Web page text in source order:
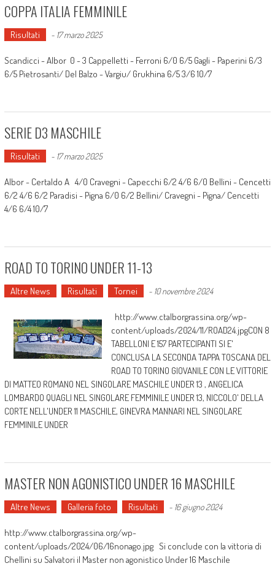
COPPA ITALIA FEMMINILE
Risultati - 17 marzo 2025
Scandicci - Albor 0 - 3 Cappelletti - Ferroni 6/0 6/5 Gagli - Paperini 6/3
6/5 Pietrosanti/ Del Balzo - Vargiu/ Grukhina 6/5 3/6 10/7
SERIE D3 MASCHILE
Risultati - 17 marzo 2025
Albor - Certaldo A 4/0 Cravegni - Capecchi 6/2 4/6 6/0 Bellini - Cencetti
6/2 4/6 6/2 Paradisi - Pigna 6/0 6/2 Bellini/ Cravegni - Pigna/ Cencetti
4/6 6/4 10/7
ROAD TO TORINO UNDER 11-13
Altre News Risultati Tornei - 10 novembre 2024
http://www.ctalborgrassina.org/wp-
content/uploads/2024/11/ROAD24.jpgCON 8
TABELLONI E 157 PARTECIPANTI SI E'
CONCLUSA LA SECONDA TAPPA TOSCANA DEL
ROAD TO TORINO GIOVANILE CON LE VITTORIE
DI MATTEO ROMANO NEL SINGOLARE MASCHILE UNDER 13 , ANGELICA
LOMBARDO QUAGLI NEL SINGOLARE FEMMINILE UNDER 13, NICCOLO' DELLA
CORTE NELL'UNDER 11 MASCHILE, GINEVRA MANNARI NEL SINGOLARE
FEMMINILE UNDER
MASTER NON AGONISTICO UNDER 16 MASCHILE
Altre News Galleria foto Risultati - 16 giugno 2024
http://www.ctalborgrassina.org/wp-
content/uploads/2024/06/16nonago.jpg Si conclude con la vittoria di
Chellini su Salvatori il Master non agonistico Under 16 Maschile